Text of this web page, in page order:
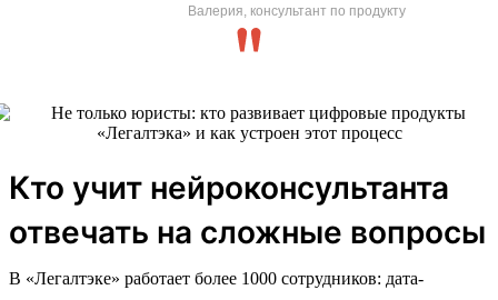
Валерия, консультант по продукту
Кто учит нейроконсультанта
отвечать на сложные вопросы
В «Легалтэке» работает более 1000 сотрудников: дата-